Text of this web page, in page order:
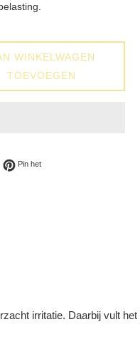
WINKELWAGEN
TOEVOEGEN
op Facebook
Pin hetPinnen op Pinterest
irritatie. Daarbij vult